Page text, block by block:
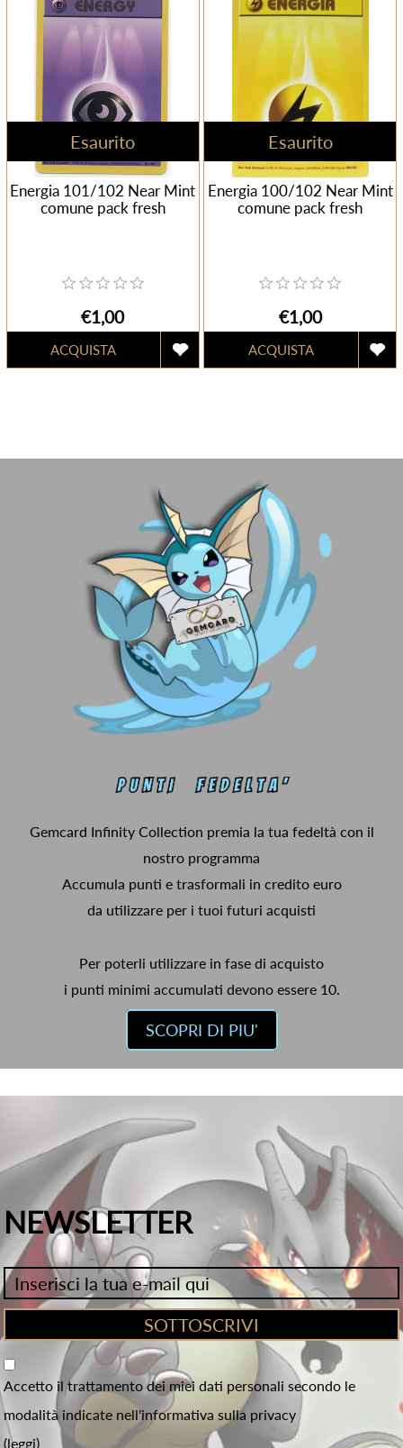
Esaurito
Energia 101/102 Near Mint
comune pack fresh
€1,00
Esaurito
Energia 100/102 Near Mint
comune pack fresh
€1,00
Gemcard Infinity Collection premia la tua fedeltà con il
nostro programma
Accumula punti e trasformali in credito euro
da utilizzare per i tuoi futuri acquisti
Per poterli utilizzare in fase di acquisto
i punti minimi accumulati devono essere 10.
SCOPRI DI PIU'
NEWSLETTER
Accetto il trattamento dei miei dati personali secondo le
modalità indicate nell'informativa sulla privacy
(leggi)